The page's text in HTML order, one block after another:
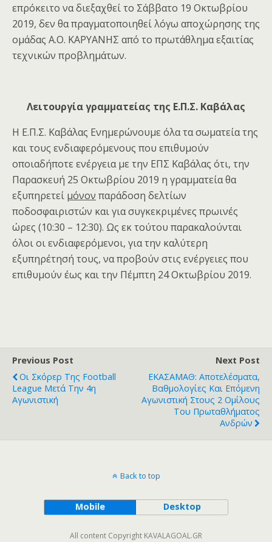
επρόκειτο να διεξαχθεί το Σάββατο 19 Οκτωβρίου
2019, δεν θα πραγματοποιηθεί λόγω αποχώρησης της
ομάδας Α.Ο. ΚΑΡΥΑΝΗΣ από το πρωτάθλημα εξαιτίας
τεχνικών προβλημάτων.
Λειτουργία γραμματείας της Ε.Π.Σ. Καβάλας
Η Ε.Π.Σ. Καβάλας Ενημερώνουμε όλα τα σωματεία της
και τους ενδιαφερόμενους που επιθυμούν
οποιαδήποτε ενέργεια με την ΕΠΣ Καβάλας ότι, την
Παρασκευή 25 Οκτωβρίου 2019 η γραμματεία θα
εξυπηρετεί μόνον παράδοση δελτίων
ποδοσφαιριστών και για συγκεκριμένες πρωινές
ώρες (10:30 – 12:30). Ως εκ τούτου παρακαλούνται
όλοι οι ενδιαφερόμενοι, για την καλύτερη
εξυπηρέτησή τους, να προβούν στις ενέργειες που
επιθυμούν έως και την Πέμπτη 24 Οκτωβρίου 2019.
Previous Post
Οι Σκόρερ Της Football
League Μετά Την 4η
Αγωνιστική
Next Post
ΕΚΑΣΑΜΑΘ: Αποτελέσματα,
Βαθμολογίες Και Επόμενη
Αγωνιστική Στους 2 Ομίλους
Του Πρωταθλήματος
Ανδρών
Back to top
Mobile Desktop
All content Copyright KAVALAGOAL.GR